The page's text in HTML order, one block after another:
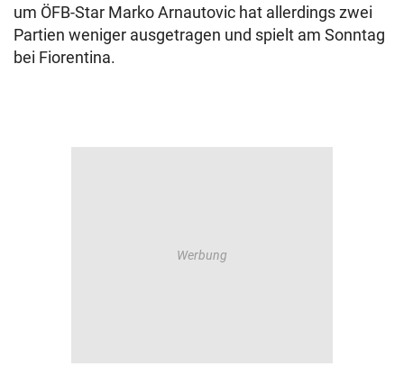
um ÖFB-Star Marko Arnautovic hat allerdings zwei
Partien weniger ausgetragen und spielt am Sonntag
bei Fiorentina.